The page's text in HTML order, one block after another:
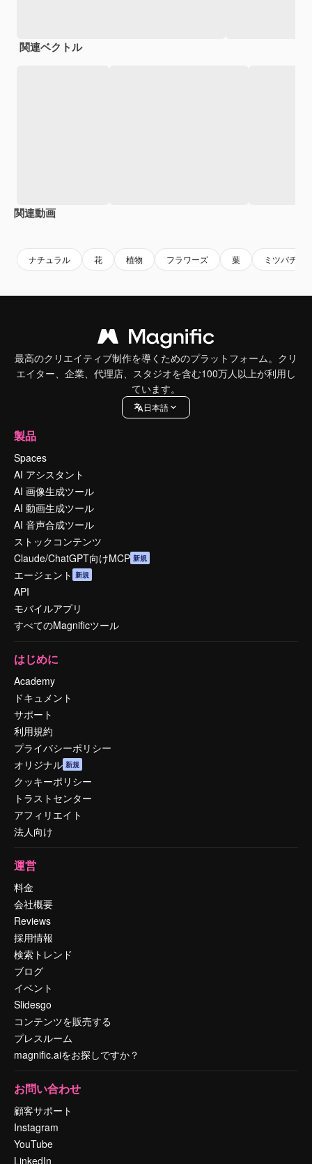
関連ベクトル
関連動画
ナチュラル 花 植物 フラワーズ 葉 ミツバチ
最高のクリエイティブ制作を導くためのプラットフォーム。クリ
エイター、企業、代理店、スタジオを含む100万人以上が利用し
ています。
日本語
製品
Spaces
AI アシスタント
AI 画像生成ツール
AI 動画生成ツール
AI 音声合成ツール
ストックコンテンツ
Claude/ChatGPT向けMCP 新規
エージェント 新規
API
モバイルアプリ
すべてのMagnificツール
はじめに
Academy
ドキュメント
サポート
利用規約
プライバシーポリシー
オリジナル 新規
クッキーポリシー
トラストセンター
アフィリエイト
法人向け
運営
料金
会社概要
Reviews
採用情報
検索トレンド
ブログ
イベント
Slidesgo
コンテンツを販売する
プレスルーム
magnific.aiをお探しですか？
お問い合わせ
顧客サポート
Instagram
YouTube
LinkedIn